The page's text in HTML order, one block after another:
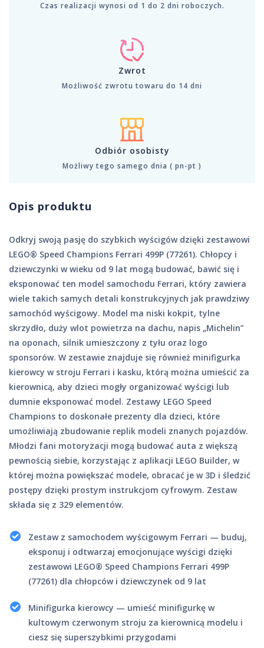
Czas realizacji wynosi od 1 do 2 dni roboczych.
Zwrot
Możliwość zwrotu towaru do 14 dni
Odbiór osobisty
Możliwy tego samego dnia ( pn-pt )
Opis produktu
Odkryj swoją pasję do szybkich wyścigów dzięki zestawowi
LEGO® Speed Champions Ferrari 499P (77261). Chłopcy i
dziewczynki w wieku od 9 lat mogą budować, bawić się i
eksponować ten model samochodu Ferrari, który zawiera
wiele takich samych detali konstrukcyjnych jak prawdziwy
samochód wyścigowy. Model ma niski kokpit, tylne
skrzydło, duży wlot powietrza na dachu, napis „Michelin”
na oponach, silnik umieszczony z tyłu oraz logo
sponsorów. W zestawie znajduje się również minifigurka
kierowcy w stroju Ferrari i kasku, którą można umieścić za
kierownicą, aby dzieci mogły organizować wyścigi lub
dumnie eksponować model. Zestawy LEGO Speed
Champions to doskonałe prezenty dla dzieci, które
umożliwiają zbudowanie replik modeli znanych pojazdów.
Młodzi fani motoryzacji mogą budować auta z większą
pewnością siebie, korzystając z aplikacji LEGO Builder, w
której można powiększać modele, obracać je w 3D i śledzić
postępy dzięki prostym instrukcjom cyfrowym. Zestaw
składa się z 329 elementów.
Zestaw z samochodem wyścigowym Ferrari — buduj,
eksponuj i odtwarzaj emocjonujące wyścigi dzięki
zestawowi LEGO® Speed Champions Ferrari 499P
(77261) dla chłopców i dziewczynek od 9 lat
Minifigurka kierowcy — umieść minifigurkę w
kultowym czerwonym stroju za kierownicą modelu i
ciesz się superszybkimi przygodami